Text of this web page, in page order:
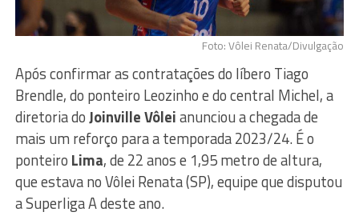
Foto: Vôlei Renata/Divulgação
Após confirmar as contratações do líbero Tiago
Brendle, do ponteiro Leozinho e do central Michel, a
diretoria doJoinville Vôleianunciou a chegada de
mais um reforço para a temporada 2023/24. É o
ponteiro Lima, de 22 anos e 1,95 metro de altura,
que estava no Vôlei Renata (SP), equipe que disputou
a Superliga A deste ano.